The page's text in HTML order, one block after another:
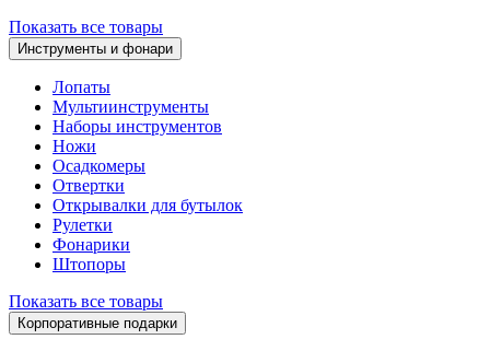
Показать все товары
Инструменты и фонари
Лопаты
Мультиинструменты
Наборы инструментов
Ножи
Осадкомеры
Отвертки
Открывалки для бутылок
Рулетки
Фонарики
Штопоры
Показать все товары
Корпоративные подарки